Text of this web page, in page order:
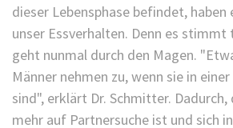
dieser Lebensphase befindet, haben
unser Essverhalten. Denn es stimmt
geht nunmal durch den Magen.
Männer nehmen zu, wenn sie in
sind", erklärt Dr. Schmitter. Dadurch,
mehr auf Partnersuche ist und sich